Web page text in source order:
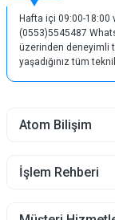
Hafta içi 09:00-18:00
(0553)5545487
üzerinden deneyimli
yaşadığınız tüm
Atom Bilişim
İşlem Rehberi